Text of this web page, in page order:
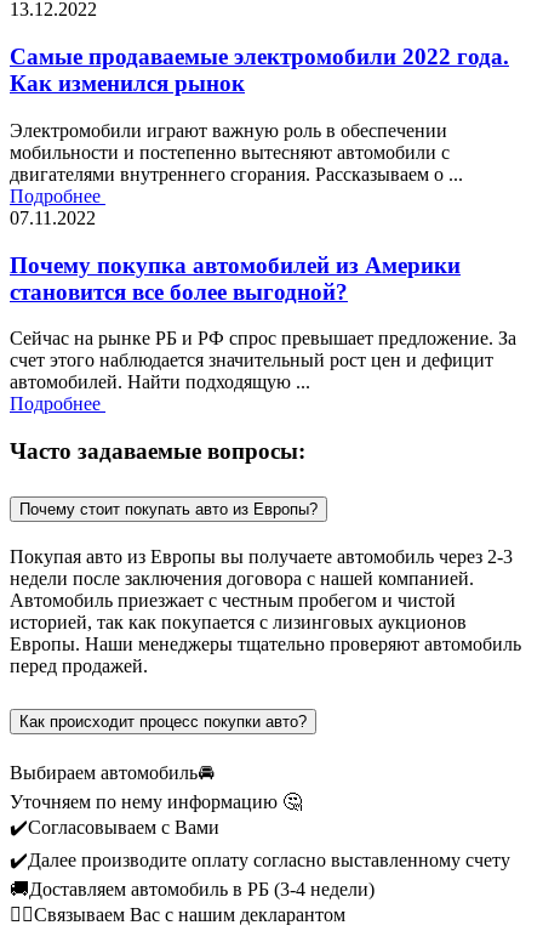
13.12.2022
Самые продаваемые электромобили 2022 года.
Как изменился рынок
Электромобили играют важную роль в обеспечении
мобильности и постепенно вытесняют автомобили с
двигателями внутреннего сгорания. Рассказываем о ...
Подробнее
07.11.2022
Почему покупка автомобилей из Америки
становится все более выгодной?
Сейчас на рынке РБ и РФ спрос превышает предложение. За
счет этого наблюдается значительный рост цен и дефицит
автомобилей. Найти подходящую ...
Подробнее
Часто задаваемые вопросы:
Почему стоит покупать авто из Европы?
Покупая авто из Европы вы получаете автомобиль через 2-3
недели после заключения договора с нашей компанией.
Автомобиль приезжает с честным пробегом и чистой
историей, так как покупается с лизинговых аукционов
Европы. Наши менеджеры тщательно проверяют автомобиль
перед продажей.
Как происходит процесс покупки авто?
Выбираем автомобиль🚘
Уточняем по нему информацию 🤔
✔️Согласовываем с Вами
✔️Далее производите оплату согласно выставленному счету
🚚Доставляем автомобиль в РБ (3-4 недели)
🙎‍♂️Связываем Вас с нашим декларантом